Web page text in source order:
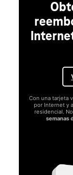
Con una tarjeta
por Internet y
residencial.
semanas